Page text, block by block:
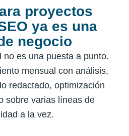
proyectos
ya es una
negocio
no es una puesta a punto.
mensual con análisis,
redactado, optimización
sobre varias líneas de
a la vez.